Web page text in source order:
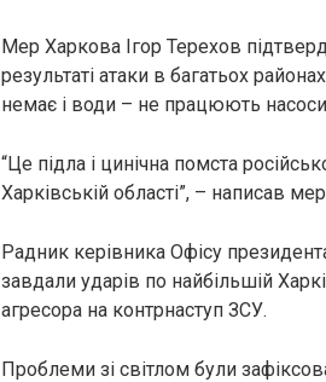
Мер Харкова Ігор Терехов
результаті атаки в багатьох
немає і води – не працюють
“Це підла і цинічна помста
Харківській області”, – написав
Радник керівника Офісу
завдали ударів по найбільшій
агресора на контрнаступ ЗСУ.
Проблеми зі світлом були